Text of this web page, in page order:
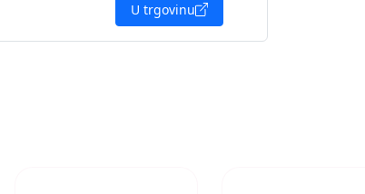
U trgovinu